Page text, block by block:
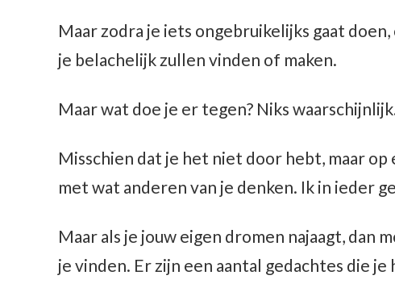
Maar zodra je iets ongebruikelijks gaat
je belachelijk zullen vinden of maken.
Maar wat doe je er tegen? Niks
Misschien dat je het niet door hebt, maar
met wat anderen van je denken. Ik in ieder
Maar als je jouw eigen dromen najaagt, dan
je vinden. Er zijn een aantal gedachtes die